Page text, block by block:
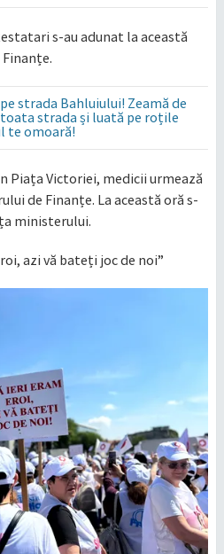
s-au adunat la această
strada Bahluiului! Zeamă de
strada și luată pe roțile
te omoară!
Piața Victoriei, medicii urmează
de Finanțe. La această oră s-
ministerului.
azi vă bateți joc de noi”